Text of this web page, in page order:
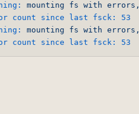
mounting fs with errors,
count since last fsck:
53
mounting fs with errors,
count since last fsck: 53